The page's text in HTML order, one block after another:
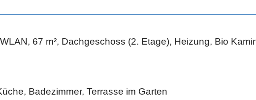
67 m², Dachgeschoss (2. Etage), Heizung, Bio
Badezimmer, Terrasse im Garten